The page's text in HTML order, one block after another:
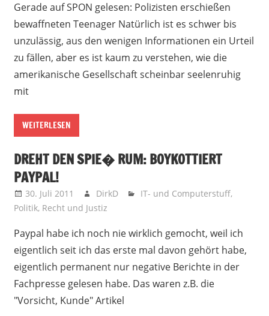
Gerade auf SPON gelesen: Polizisten erschießen
bewaffneten Teenager Natürlich ist es schwer bis
unzulässig, aus den wenigen Informationen ein Urteil
zu fällen, aber es ist kaum zu verstehen, wie die
amerikanische Gesellschaft scheinbar seelenruhig
mit
WEITERLESEN
DREHT DEN SPIE� RUM: BOYKOTTIERT
PAYPAL!
30. Juli 2011 DirkD IT- und Computerstuff,
Politik, Recht und Justiz
Paypal habe ich noch nie wirklich gemocht, weil ich
eigentlich seit ich das erste mal davon gehört habe,
eigentlich permanent nur negative Berichte in der
Fachpresse gelesen habe. Das waren z.B. die
"Vorsicht, Kunde" Artikel